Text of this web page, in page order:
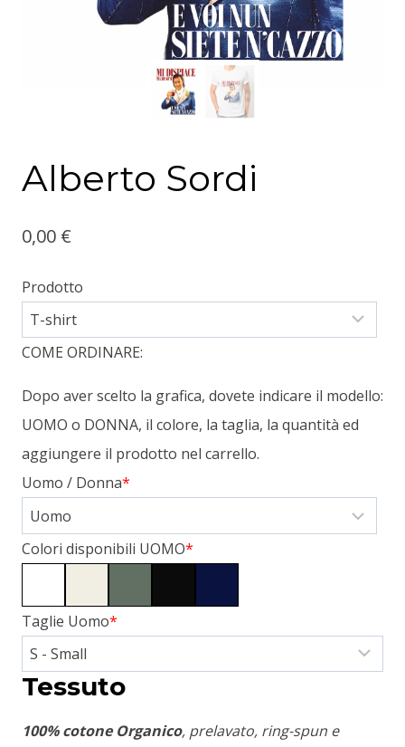
Alberto Sordi
0,00 €
Prodotto
COME ORDINARE:
Dopo aver scelto la grafica, dovete indicare il modello:
UOMO o DONNA, il colore, la taglia, la quantità ed
aggiungere il prodotto nel carrello.
*
Uomo / Donna
*
Colori disponibili UOMO
*
Taglie Uomo
Tessuto
100% cotone Organico, prelavato, ring-spun e